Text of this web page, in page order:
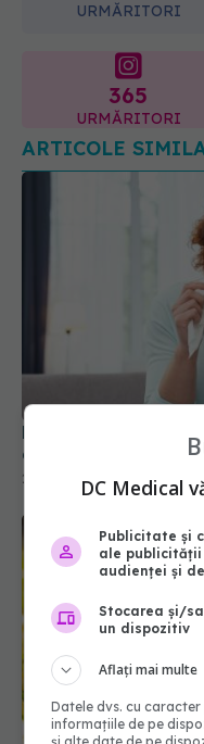
URMĂRITORI
365
URMĂRITORI
ARTICOLE
Remedii naturiste
ambrozie
28 aug 2025, 10:44DC Medical
Publicitate și
ale publicității
audienței și
Stocarea și/
un dispozitiv
Aflați mai multe
Datele dvs. cu
informațiile de pe